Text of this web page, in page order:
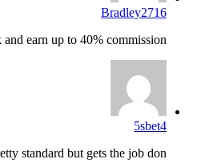
Bradley2716
earn up to 40% commission!...
5sbet4
standard but gets the job don...